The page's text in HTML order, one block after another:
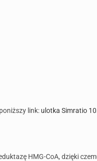
link: ulotka Simratio 10
HMG-CoA, dzięki